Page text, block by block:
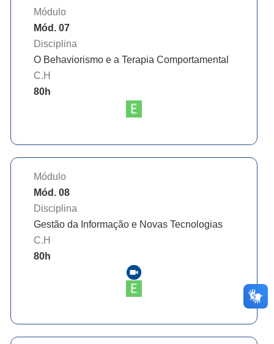
Módulo
Mód. 07
Disciplina
O Behaviorismo e a Terapia Comportamental
C.H
80h
Módulo
Mód. 08
Disciplina
Gestão da Informação e Novas Tecnologias
C.H
80h